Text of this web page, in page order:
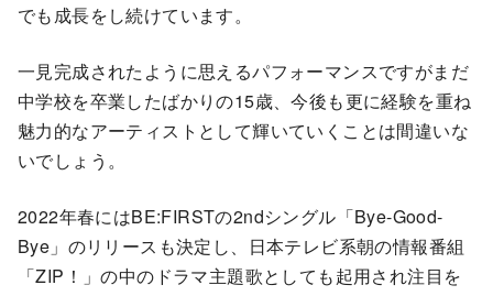
でも成長をし続けています。
一見完成されたように思えるパフォーマンスですがまだ
中学校を卒業したばかりの15歳、今後も更に経験を重ね
魅力的なアーティストとして輝いていくことは間違いな
いでしょう。
2022年春にはBE:FIRSTの2ndシングル「Bye-Good-
Bye」のリリースも決定し、日本テレビ系朝の情報番組
「ZIP！」の中のドラマ主題歌としても起用され注目を